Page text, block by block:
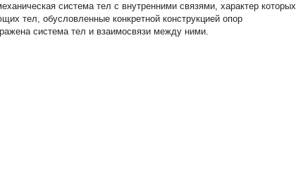
система тел с внутренними связями, характер которых
тел, обусловленные конкретной конструкцией опор
система тел и взаимосвязи между ними.